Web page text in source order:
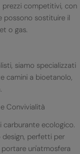
competitivi, con
possono sostituire il
o gas.
siamo specializzati
camini a bioetanolo,
Convivialità
carburante ecologico.
perfetti per
un'atmosfera